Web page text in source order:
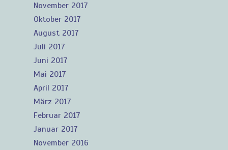
November 2017
Oktober 2017
August 2017
Juli 2017
Juni 2017
Mai 2017
April 2017
März 2017
Februar 2017
Januar 2017
November 2016